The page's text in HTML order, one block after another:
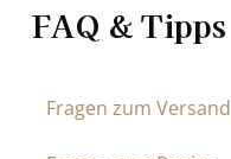
FAQ & Tipps
Fragen zum Versand